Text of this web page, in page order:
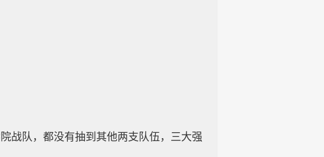
战队，都没有抽到其他两支队伍，三大强